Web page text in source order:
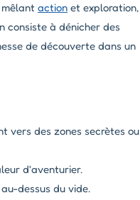
action et exploration,
consiste à dénicher des
de découverte dans un
vers des zones secrètes ou
d'aventurier.
dessus du vide.